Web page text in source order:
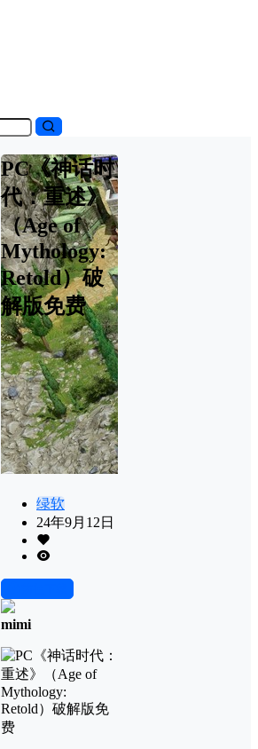
PC《神话时
代：重述》
（Age of
Mythology:
Retold）破
解版免费
绿软
24年9月12日
mimi